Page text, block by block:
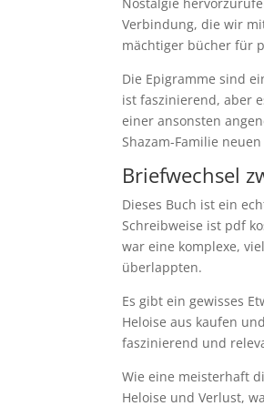
Verbindung, die wir
mächtiger bücher für
Die Epigramme sind
ist faszinierend, aber
einer ansonsten
Shazam-Familie
Briefwechsel
Dieses Buch ist ein
Schreibweise ist pdf
war eine komplexe,
überlappten.
Es gibt ein gewisses
Heloise aus kaufen
faszinierend und
Wie eine meisterhaft
Heloise und Verlust,